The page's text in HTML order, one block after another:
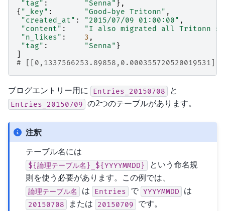
"tag" : "Senna" },
{ "_key" : "Good-bye Tritonn" ,
"created_at" : "2015/07/09 01:00:00" ,
"content" :
"I also migrated all Tritonn
"n_likes" : 3 ,
"tag" : "Senna" }
#
ブログエントリー用に Entries_20150708 と
Entries_20150709 の2つのテーブルがあります。
注釈
テーブル名には
${論理テーブル名}_${YYYYMMDD}
という命名規
則を使う必要があります。この例では、
論理テーブル名 は Entries で YYYYMMDD は
20150708 または 20150709 です。